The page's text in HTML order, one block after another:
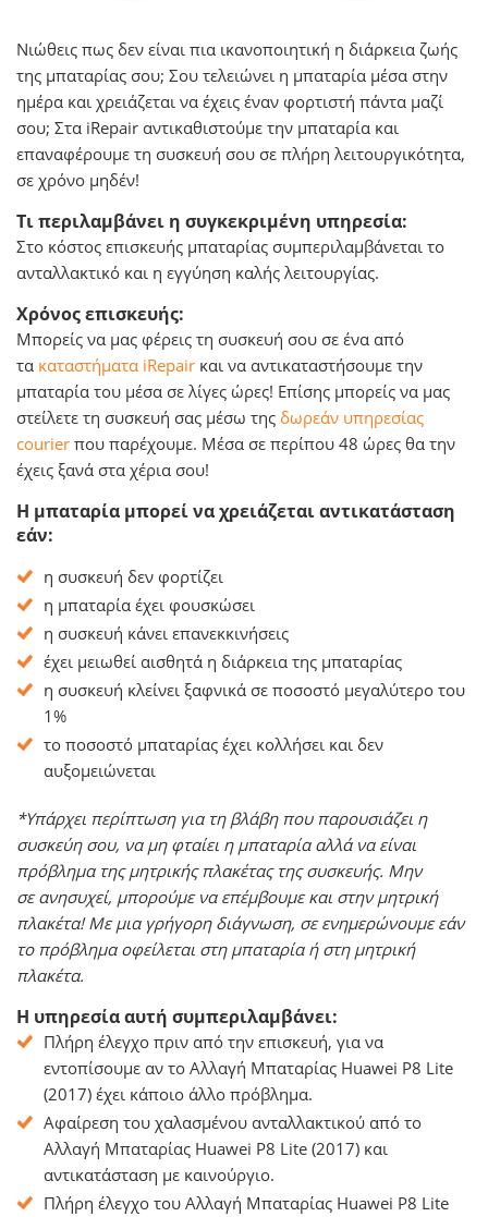
Νιώθεις πως δεν είναι πια ικανοποιητική η διάρκεια ζωής
της μπαταρίας σου; Σου τελειώνει η μπαταρία μέσα στην
ημέρα και χρειάζεται να έχεις έναν φορτιστή πάντα μαζί
σου; Στα iRepair αντικαθιστούμε την μπαταρία και
επαναφέρουμε τη συσκευή σου σε πλήρη λειτουργικότητα,
σε χρόνο μηδέν!
Τι περιλαμβάνει η συγκεκριμένη υπηρεσία:
Στο κόστος επισκευής μπαταρίας συμπεριλαμβάνεται το
ανταλλακτικό και η εγγύηση καλής λειτουργίας.
Χρόνος επισκευής:
Μπορείς να μας φέρεις τη συσκευή σου σε ένα από
τα καταστήματα iRepair και να αντικαταστήσουμε την
μπαταρία του μέσα σε λίγες ώρες! Επίσης μπορείς να μας
στείλετε τη συσκευή σας μέσω της δωρεάν υπηρεσίας
courier που παρέχουμε. Μέσα σε περίπου 48 ώρες θα την
έχεις ξανά στα χέρια σου!
Η μπαταρία μπορεί να χρειάζεται αντικατάσταση
εάν:
η συσκευή δεν φορτίζει
η μπαταρία έχει φουσκώσει
η συσκευή κάνει επανεκκινήσεις
έχει μειωθεί αισθητά η διάρκεια της μπαταρίας
η συσκευή κλείνει ξαφνικά σε ποσοστό μεγαλύτερο του
1%
το ποσοστό μπαταρίας έχει κολλήσει και δεν
αυξομειώνεται
*Υπάρχει περίπτωση για τη βλάβη που παρουσιάζει η
συσκεύη σου, να μη φταίει η μπαταρία αλλά να είναι
πρόβλημα της μητρικής πλακέτας της συσκευής. Μην
σε ανησυχεί, μπορούμε να επέμβουμε και στην μητρική
πλακέτα! Με μια γρήγορη διάγνωση, σε ενημερώνουμε εάν
το πρόβλημα οφείλεται στη μπαταρία ή στη μητρική
πλακέτα.
Η υπηρεσία αυτή συμπεριλαμβάνει:
Πλήρη έλεγχο πριν από την επισκευή, για να
εντοπίσουμε αν το Αλλαγή Μπαταρίας Huawei P8 Lite
(2017) έχει κάποιο άλλο πρόβλημα.
Αφαίρεση του χαλασμένου ανταλλακτικού από το
Αλλαγή Μπαταρίας Huawei P8 Lite (2017) και
αντικατάσταση με καινούργιο.
Πλήρη έλεγχο του Αλλαγή Μπαταρίας Huawei P8 Lite